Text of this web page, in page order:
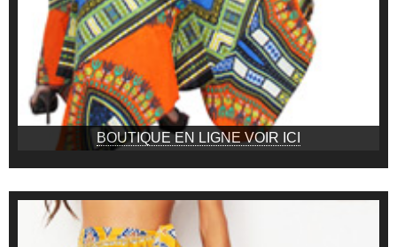
BOUTIQUE EN LIGNE VOIR ICI